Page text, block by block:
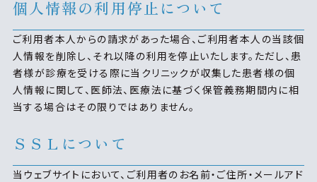
個人情報の利用停止について
ご利用者本人からの請求があった場合、ご利用者本人の当該個
人情報を削除し、それ以降の利用を停止いたします。ただし、患
者様が診療を受ける際に当クリニックが収集した患者様の個
人情報に関して、医師法、医療法に基づく保管義務期間内に相
当する場合はその限りではありません。
ＳＳＬについて
当ウェブサイトにおいて、ご利用者のお名前・ご住所・メールアド